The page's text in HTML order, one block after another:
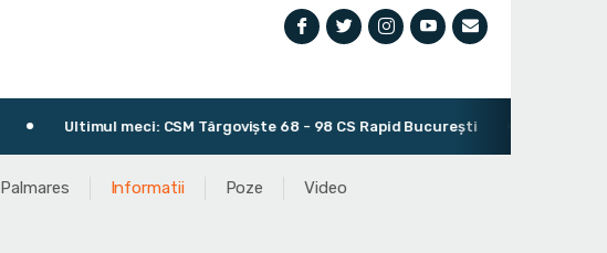
Ultimul meci: CSM Târgoviște 68 - 98 CS Rapid București
Palmares Informatii Poze Video